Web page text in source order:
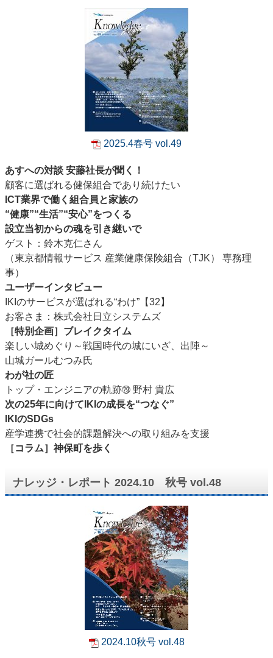
2025.4春号 vol.49
あすへの対談 安藤社長が聞く！
顧客に選ばれる健保組合であり続けたい
ICT業界で働く組合員と家族の
“健康”“生活”“安心”をつくる
設立当初からの魂を引き継いで
ゲスト：鈴木克仁さん
（東京都情報サービス 産業健康保険組合（TJK） 専務理
事）
ユーザーインタビュー
IKIのサービスが選ばれる“わけ”【32】
お客さま：株式会社日立システムズ
［特別企画］ブレイクタイム
楽しい城めぐり～戦国時代の城にいざ、出陣～
山城ガールむつみ氏
わが社の匠
トップ・エンジニアの軌跡㉙ 野村 貴広
次の25年に向けてIKIの成長を“つなぐ”
IKIのSDGs
産学連携で社会的課題解決への取り組みを支援
［コラム］神保町を歩く
ナレッジ・レポート 2024.10 秋号 vol.48
2024.10秋号 vol.48